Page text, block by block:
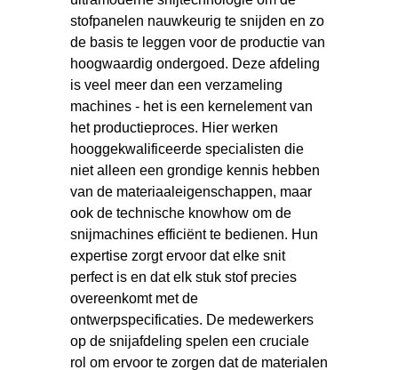
stofpanelen nauwkeurig te snijden en zo
de basis te leggen voor de productie van
hoogwaardig ondergoed. Deze afdeling
is veel meer dan een verzameling
machines - het is een kernelement van
het productieproces. Hier werken
hooggekwalificeerde specialisten die
niet alleen een grondige kennis hebben
van de materiaaleigenschappen, maar
ook de technische knowhow om de
snijmachines efficiënt te bedienen. Hun
expertise zorgt ervoor dat elke snit
perfect is en dat elk stuk stof precies
overeenkomt met de
ontwerpspecificaties. De medewerkers
op de snijafdeling spelen een cruciale
rol om ervoor te zorgen dat de materialen